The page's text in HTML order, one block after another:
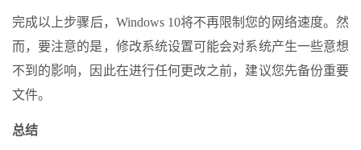
完成以上步骤后，Windows 10将不再限制您的网络速度。然
而，要注意的是，修改系统设置可能会对系统产生一些意想
不到的影响，因此在进行任何更改之前，建议您先备份重要
文件。
总结